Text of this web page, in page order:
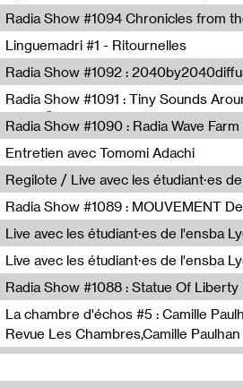
Jérôme Game,Jean-Michel Espitallier
Reboot.fm
Linguemadri #1 - Ritournelles
Meris Angioletti
Radia Show #1092 :
Diffusion FM
Radia Show #1091 : Tiny Sounds
Radio Študent
Wave Farm
Entretien avec Tomomi Adachi
Tomomi Adachi,Loraine Baud
Radio Panik
Live avec les étudiant·es de l'ensba
Live avec les étudiant·es de l'ensba
Resonance
La chambre d'échos #5 : Camille
Revue Les Chambres,Camille Paulhan